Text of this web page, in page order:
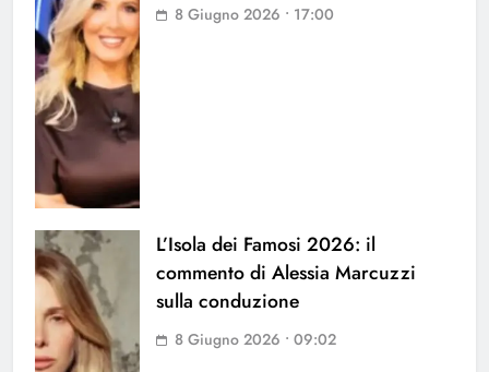
8 Giugno 2026 • 17:00
L’Isola dei Famosi 2026: il
commento di Alessia Marcuzzi
sulla conduzione
8 Giugno 2026 • 09:02